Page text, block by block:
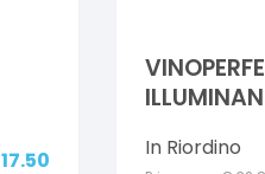
17.50 In Riordino